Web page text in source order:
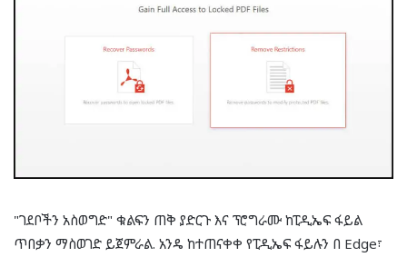
"ገደቦችን አስወግድ" ቁልፍን ጠቅ ያድርጉ እና ፕሮግራሙ ከፒዲኤፍ ፋይል
ጥበቃን ማስወገድ ይጀምራል. አንዴ ከተጠናቀቀ የፒዲኤፍ ፋይሉን በ Edge፣